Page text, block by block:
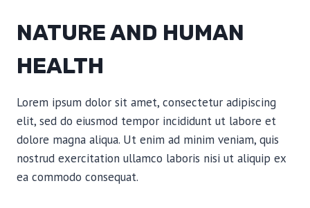
NATURE AND HUMAN
HEALTH
Lorem ipsum dolor sit amet, consectetur adipiscing
elit, sed do eiusmod tempor incididunt ut labore et
dolore magna aliqua. Ut enim ad minim veniam, quis
nostrud exercitation ullamco laboris nisi ut aliquip ex
ea commodo consequat.